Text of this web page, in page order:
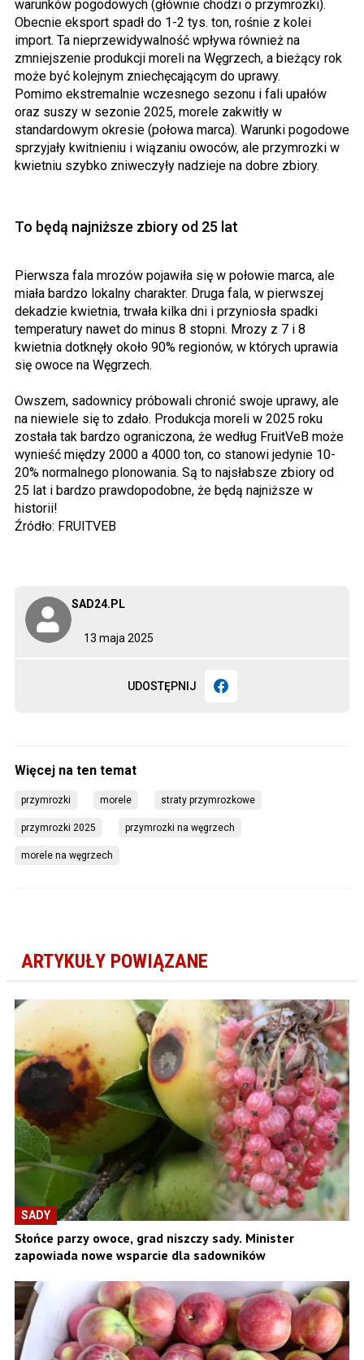
13 maja 2025
SAD24.PL
UDOSTĘPNIJ
warunków pogodowych (głównie chodzi o przymrozki).
Obecnie eksport spadł do 1-2 tys. ton, rośnie z kolei
import. Ta nieprzewidywalność wpływa również na
zmniejszenie produkcji moreli na Węgrzech, a bieżący rok
może być kolejnym zniechęcającym do uprawy.
Pomimo ekstremalnie wczesnego sezonu i fali upałów
oraz suszy w sezonie 2025, morele zakwitły w
standardowym okresie (połowa marca). Warunki pogodowe
sprzyjały kwitnieniu i wiązaniu owoców, ale przymrozki w
kwietniu szybko zniweczyły nadzieje na dobre zbiory.
To będą najniższe zbiory od 25 lat
Pierwsza fala mrozów pojawiła się w połowie marca, ale
miała bardzo lokalny charakter. Druga fala, w pierwszej
dekadzie kwietnia, trwała kilka dni i przyniosła spadki
temperatury nawet do minus 8 stopni. Mrozy z 7 i 8
kwietnia dotknęły około 90% regionów, w których uprawia
się owoce na Węgrzech.
Owszem, sadownicy próbowali chronić swoje uprawy, ale
na niewiele się to zdało. Produkcja moreli w 2025 roku
została tak bardzo ograniczona, że według FruitVeB może
wynieść między 2000 a 4000 ton, co stanowi jedynie 10-
20% normalnego plonowania. Są to najsłabsze zbiory od
25 lat i bardzo prawdopodobne, że będą najniższe w
historii!
Źródło: FRUITVEB
przymrozki morele straty przymrozkowe
przymrozki 2025 przymrozki na węgrzech
morele na węgrzech
ARTYKUŁY POWIĄZANE
SADY
Słońce parzy owoce, grad niszczy sady. Minister
zapowiada nowe wsparcie dla sadowników